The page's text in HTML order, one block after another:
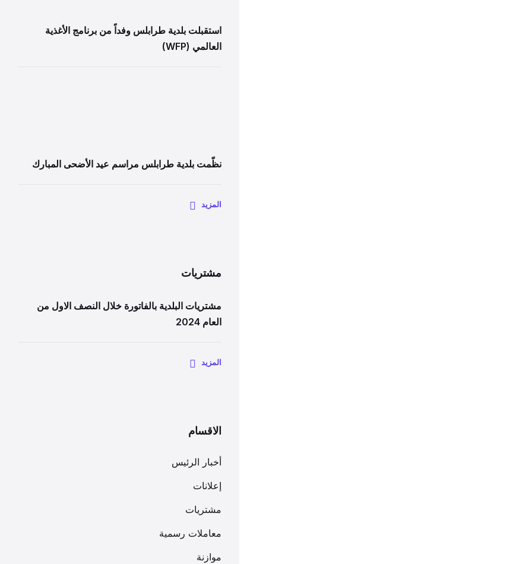
استقبلت بلدية طرابلس وفداً من برنامج الأغذية
العالمي (WFP)
نظّمت بلدية طرابلس مراسم عيد الأضحى المبارك
المزيد
مشتريات
مشتريات البلدية بالفاتورة خلال النصف الاول من
العام 2024
المزيد
الاقسام
أخبار الرئيس
إعلانات
مشتريات
معاملات رسمية
موازنة